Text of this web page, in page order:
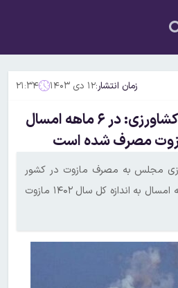
زمان انتشار:۱۲ دی ۱۴۰۳ ۲۱:۳۴
سخنگوی کمیسیون کشاورزی: در ۶ ماهه امسال
مجلس به مصرف مازوت در کشور
اشاره کرد و گفت: در ۶ ماهه امسال به اندازه کل سال ۱۴۰۲ مازوت